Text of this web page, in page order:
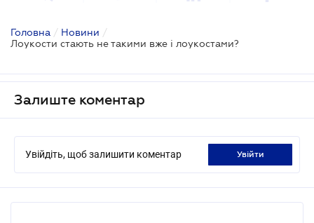
Головна / Новини /
Лоукости стають не такими вже і лоукостами?
Залиште коментар
Увійдіть, щоб залишити коментар увійти